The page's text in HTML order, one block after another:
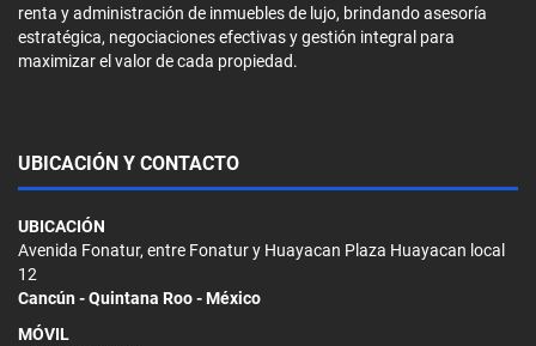
renta y administración de inmuebles de lujo, brindando asesoría
estratégica, negociaciones efectivas y gestión integral para
maximizar el valor de cada propiedad.
UBICACIÓN Y CONTACTO
UBICACIÓN
Avenida Fonatur, entre Fonatur y Huayacan Plaza Huayacan local
12
Cancún - Quintana Roo - México
MÓVIL